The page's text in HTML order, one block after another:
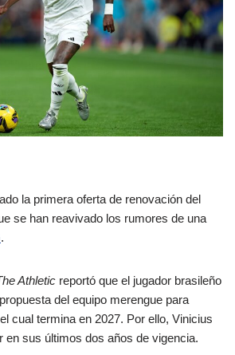
la primera oferta de renovación del
se han reavivado los rumores de una
.
Athletic reportó que el jugador brasileño
del equipo merengue para
cual termina en 2027. Por ello, Vinicius
en sus últimos dos años de vigencia.